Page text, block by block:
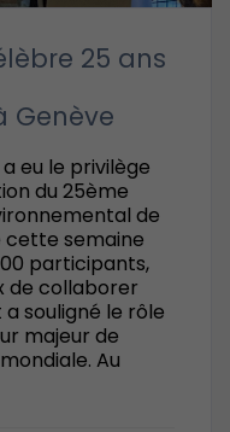
25 ans
Genève
eu le privilège
du 25ème
de
cette semaine
participants,
de collaborer
souligné le rôle
majeur de
Au